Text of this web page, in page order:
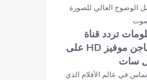
الوضوح العالي للصورة
تردد قناة
ايماجن موفيز HD على
سات
في عالم الأفلام الذي